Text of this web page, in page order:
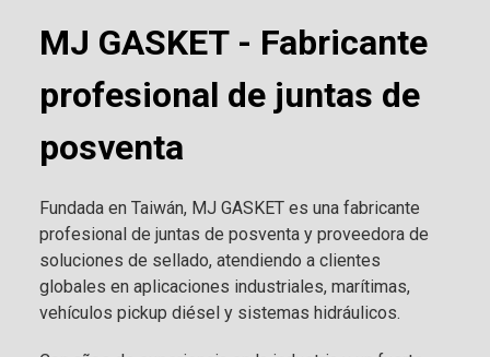
MJ GASKET - Fabricante
profesional de juntas de
posventa
Fundada en Taiwán, MJ GASKET es una fabricante
profesional de juntas de posventa y proveedora de
soluciones de sellado, atendiendo a clientes
globales en aplicaciones industriales, marítimas,
vehículos pickup diésel y sistemas hidráulicos.